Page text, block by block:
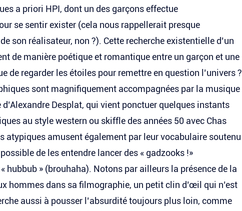
a priori HPI, dont un des garçons effectue
se sentir exister (cela nous rappellerait presque
son réalisateur, non ?). Cette recherche existentielle d’un
de manière poétique et romantique entre un garçon et une
de regarder les étoiles pour remettre en question l’univers ?
sont magnifiquement accompagnées par la musique
Desplat, qui vient ponctuer quelques instants
au style western ou skiffle des années 50 avec Chas
atypiques amusent également par leur vocabulaire soutenu
de les entendre lancer des « gadzooks !»
hubbub » (brouhaha). Notons par ailleurs la présence de la
hommes dans sa filmographie, un petit clin d’œil qui n’est
aussi à pousser l’absurdité toujours plus loin, comme